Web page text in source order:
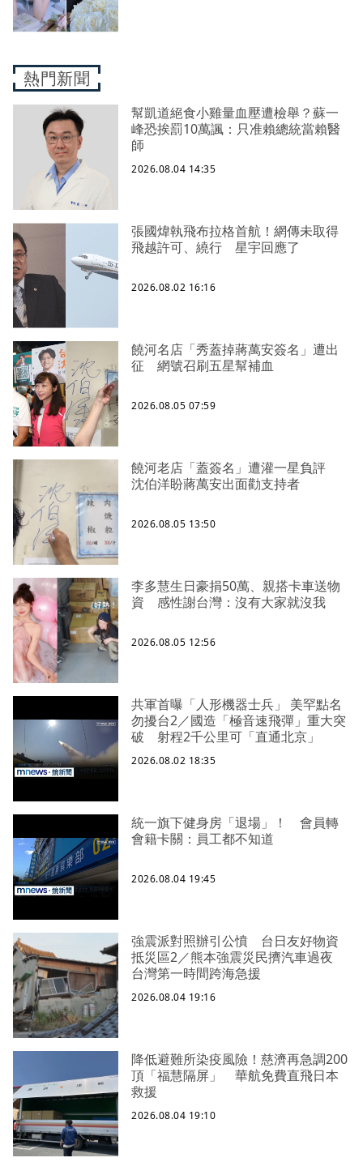
熱門新聞
幫凱道絕食小雞量血壓遭檢舉？蘇一
峰恐挨罰10萬諷：只准賴總統當賴醫
師
2026.08.04 14:35
張國煒執飛布拉格首航！網傳未取得
飛越許可、繞行 星宇回應了
2026.08.02 16:16
饒河名店「秀蓋掉蔣萬安簽名」遭出
征 網號召刷五星幫補血
2026.08.05 07:59
饒河老店「蓋簽名」遭灌一星負評
沈伯洋盼蔣萬安出面勸支持者
2026.08.05 13:50
李多慧生日豪捐50萬、親搭卡車送物
資 感性謝台灣：沒有大家就沒我
2026.08.05 12:56
共軍首曝「人形機器士兵」 美罕點名
勿擾台2／國造「極音速飛彈」重大突
破 射程2千公里可「直通北京」
2026.08.02 18:35
統一旗下健身房「退場」！ 會員轉
會籍卡關：員工都不知道
2026.08.04 19:45
強震派對照辦引公憤 台日友好物資
抵災區2／熊本強震災民擠汽車過夜
台灣第一時間跨海急援
2026.08.04 19:16
降低避難所染疫風險！慈濟再急調200
頂「福慧隔屏」 華航免費直飛日本
救援
2026.08.04 19:10